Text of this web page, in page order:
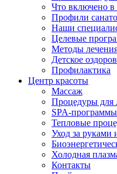
Что включено в
Профили
Наши
Целевые
Методы
Детское
Профилактика
Центр красоты
Массаж
Процедуры для
SPA-программы
Тепловые
Уход за руками
Холодная
Контакты